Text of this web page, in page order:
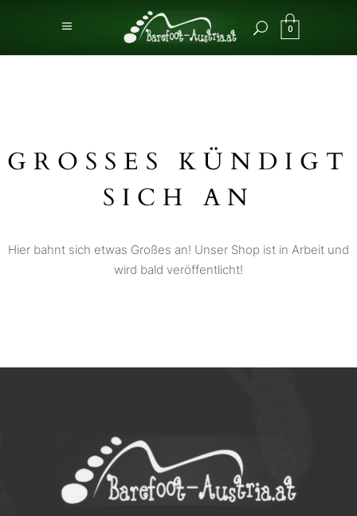
0
GROSSES KÜNDIGT S
ICH AN
Hier bahnt sich etwas Großes an! Unser Shop ist in Arbeit und
wird bald veröffentlicht!